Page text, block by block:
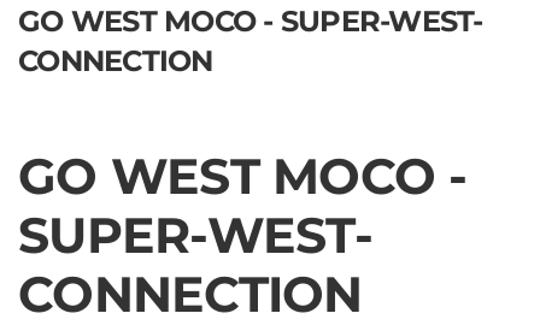
GO WEST MOCO - SUPER-WEST-
CONNECTION
GO WEST MOCO -
SUPER-WEST-
CONNECTION